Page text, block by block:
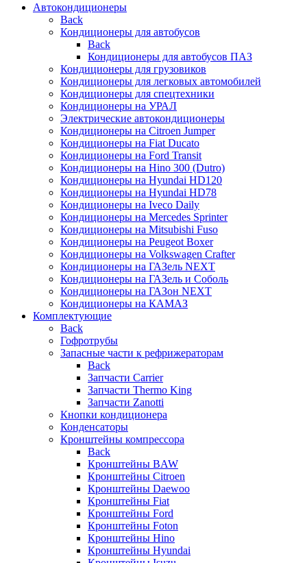
Автокондиционеры
Back
Кондиционеры для автобусов
Back
Кондиционеры для автобусов ПАЗ
Кондиционеры для грузовиков
Кондиционеры для легковых автомобилей
Кондиционеры для спецтехники
Кондиционеры на УРАЛ
Электрические автокондиционеры
Кондиционеры на Citroen Jumper
Кондиционеры на Fiat Ducato
Кондиционеры на Ford Transit
Кондиционеры на Hino 300 (Dutro)
Кондиционеры на Hyundai HD120
Кондиционеры на Hyundai HD78
Кондиционеры на Iveco Daily
Кондиционеры на Mercedes Sprinter
Кондиционеры на Mitsubishi Fuso
Кондиционеры на Peugeot Boxer
Кондиционеры на Volkswagen Crafter
Кондиционеры на ГАЗель NEXT
Кондиционеры на ГАЗель и Соболь
Кондиционеры на ГАЗон NEXT
Кондиционеры на КАМАЗ
Комплектующие
Back
Гофротрубы
Запасные части к рефрижераторам
Back
Запчасти Carrier
Запчасти Thermo King
Запчасти Zanotti
Кнопки кондиционера
Конденсаторы
Кронштейны компрессора
Back
Кронштейны BAW
Кронштейны Citroen
Кронштейны Daewoo
Кронштейны Fiat
Кронштейны Ford
Кронштейны Foton
Кронштейны Hino
Кронштейны Hyundai